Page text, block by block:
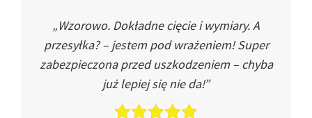
„Wzorowo. Dokładne cięcie i wymiary. A
przesyłka? – jestem pod wrażeniem! Super
zabezpieczona przed uszkodzeniem – chyba
już lepiej się nie da!”